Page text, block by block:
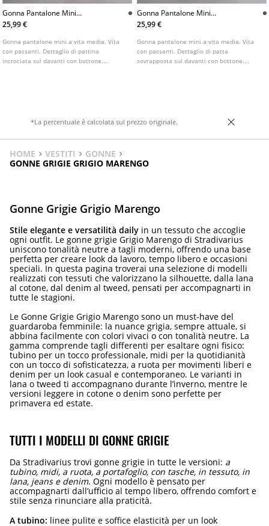
Gonna Pantalone Mini
Incrociata
25,99 €
Gonna pantalone mini a vita media. Vita
con passanti. Dettaglio di pattina
incrociata sul davanti con bottone.
Gonna Pantalone Mini
Incrociata
25,99 €
Gonna pantalone mini a vita media. Vita
con passanti. Dettaglio di patta
sovrapposta sul davanti con bottone.
*La percentuale è calcolata sul prezzo originale.
HOME VESTITI
GONNE
GONNE GRIGIE GRIGIO MARENGO
Gonne Grigie Grigio Marengo
Stile elegante e versatilità daily in un tessuto che accoglie
ogni outfit. Le gonne grigie Grigio Marengo di Stradivarius
uniscono tonalità neutre a tagli moderni, offrendo una base
perfetta per creare look da lavoro, tempo libero e occasioni
speciali. In questa pagina troverai una selezione di modelli
realizzati con tessuti che valorizzano la silhouette, dalla lana
al cotone, dal denim al tweed, pensati per accompagnarti in
tutte le stagioni.
Le Gonne Grigie Grigio Marengo sono un must-have del
guardaroba femminile: la nuance grigia, sempre attuale, si
abbina facilmente con colori vivaci o con tonalità neutre. La
gamma comprende tagli differenti per esaltare ogni fisico:
tubino per un tocco professionale, midi per la quotidianità
con un tocco di sofisticatezza, a ruota per movimenti liberi e
denim per un look casual e contemporaneo. Le varianti in
lana o tweed ti accompagnano durante l’inverno, mentre le
versioni leggere in cotone o denim sono perfette per
primavera ed estate.
TUTTI I MODELLI DI GONNE GRIGIE
Da Stradivarius trovi gonne grigie in tutte le versioni: a
tubino, midi, a ruota, a portafoglio, con tasche, in tessuto, in
lana, jeans e denim. Ogni modello è pensato per
accompagnarti dall’ufficio al tempo libero, offrendo comfort e
stile senza rinunciare alla praticità.
A tubino: linee pulite e soffice elasticità per un look